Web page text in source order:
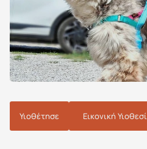
Υιοθέτησε Εικονική